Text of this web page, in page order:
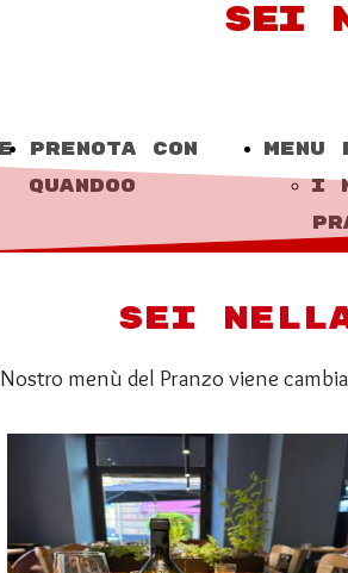
SEI
PRENOTA CON
QUANDOO
MENU
I
SEI
menù del Pranzo viene